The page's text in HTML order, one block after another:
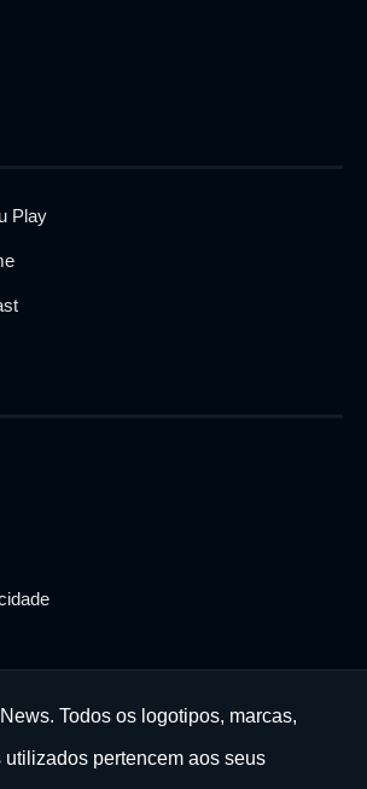
Play
Todos os logotipos, marcas,
pertencem aos seus